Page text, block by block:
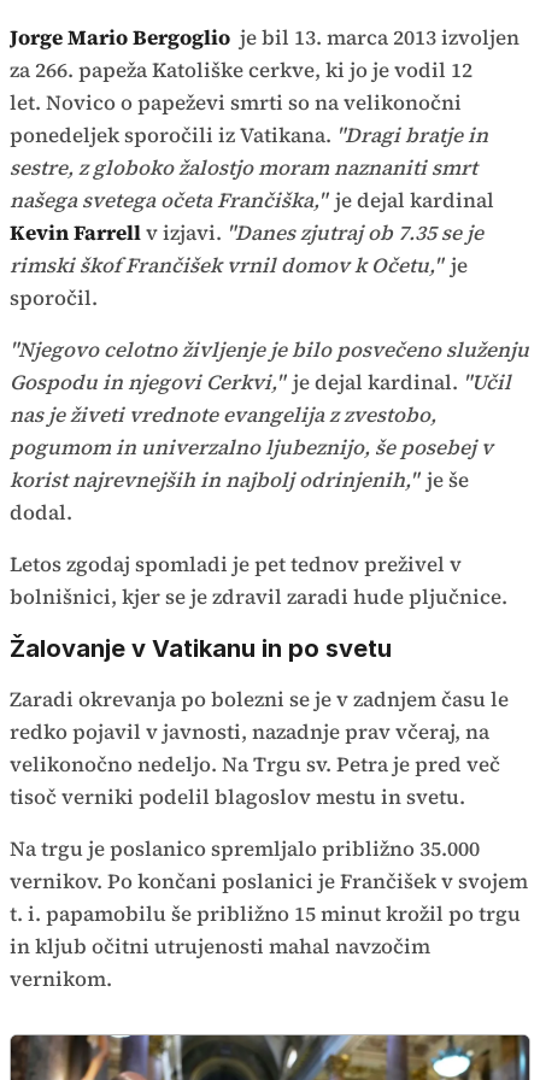
Jorge Mario Bergoglio je bil 13. marca 2013 izvoljen
za 266. papeža Katoliške cerkve, ki jo je vodil 12
let. Novico o papeževi smrti so na velikonočni
ponedeljek sporočili iz Vatikana. "Dragi bratje in
sestre, z globoko žalostjo moram naznaniti smrt
našega svetega očeta Frančiška," je dejal kardinal
Kevin Farrellv izjavi. "Danes zjutraj ob 7.35 se je
rimski škof Frančišek vrnil domov k Očetu," je
sporočil.
"Njegovo celotno življenje je bilo posvečeno služenju
Gospodu in njegovi Cerkvi," je dejal kardinal. "Učil
nas je živeti vrednote evangelija z zvestobo,
pogumom in univerzalno ljubeznijo, še posebej v
korist najrevnejših in najbolj odrinjenih," je še
dodal.
Letos zgodaj spomladi je pet tednov preživel v
bolnišnici, kjer se je zdravil zaradi hude pljučnice.
Žalovanje v Vatikanu in po svetu
Zaradi okrevanja po bolezni se je v zadnjem času le
redko pojavil v javnosti, nazadnje prav včeraj, na
velikonočno nedeljo. Na Trgu sv. Petra je pred več
tisoč verniki podelil blagoslov mestu in svetu.
Na trgu je poslanico spremljalo približno 35.000
vernikov. Po končani poslanici je Frančišek v svojem
t. i. papamobilu še približno 15 minut krožil po trgu
in kljub očitni utrujenosti mahal navzočim
vernikom.